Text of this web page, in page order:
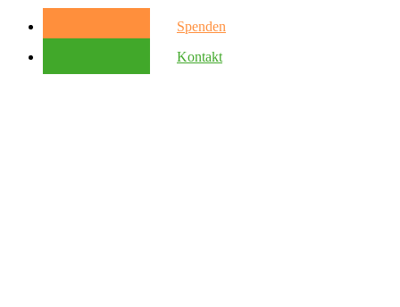
Spenden
Kontakt